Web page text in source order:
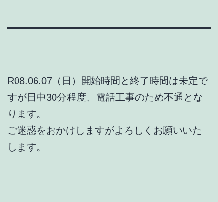
R08.06.07（日）開始時間と終了時間は未定で
すが日中30分程度、電話工事のため不通とな
ります。
ご迷惑をおかけしますがよろしくお願いいた
します。